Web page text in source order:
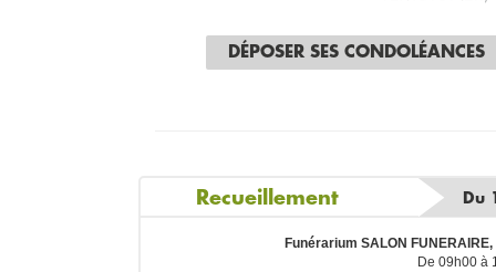
DÉPOSER SES CONDOLÉANCES
Recueillement Du
Funérarium SALON
De 09h00 à